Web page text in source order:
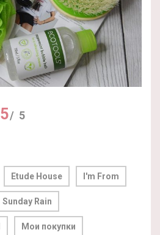
5/ 5
Etude House I'm From
Sunday Rain
Мои покупки